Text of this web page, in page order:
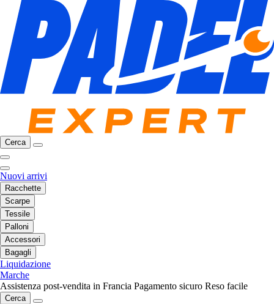
Cerca
Nuovi arrivi
Racchette
Scarpe
Tessile
Palloni
Accessori
Bagagli
Liquidazione
Marche
Assistenza post-vendita in Francia Pagamento sicuro Reso facile
Cerca